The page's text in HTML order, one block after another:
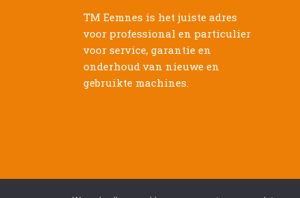
TM Eemnes is het juiste adres
voor professional en particulier
voor service, garantie en
onderhoud van nieuwe en
gebruikte machines.